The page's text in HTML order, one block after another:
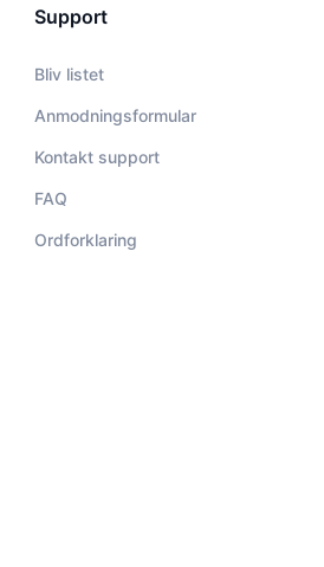
Support
Bliv listet
Anmodningsformular
Kontakt support
FAQ
Ordforklaring